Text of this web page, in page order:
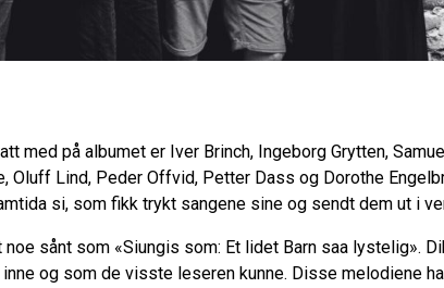
med på albumet er Iver Brinch, Ingeborg Grytten,
Oluff Lind, Peder Offvid, Petter Dass og Dorothe
si, som fikk trykt sangene sine og sendt dem ut i
sånt som «Siungis som: Et lidet Barn saa lystelig».
og som de visste leseren kunne. Disse melodiene